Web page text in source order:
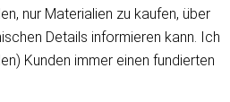
nur Materialien zu kaufen, über
Details informieren kann. Ich
Kunden immer einen fundierten